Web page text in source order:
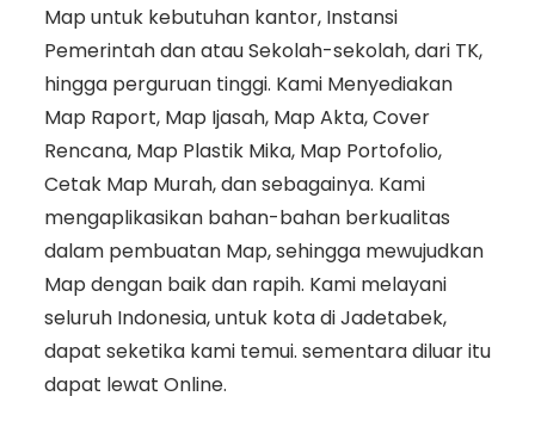
Map untuk kebutuhan kantor, Instansi
Pemerintah dan atau Sekolah-sekolah, dari TK,
hingga perguruan tinggi. Kami Menyediakan
Map Raport, Map Ijasah, Map Akta, Cover
Rencana, Map Plastik Mika, Map Portofolio,
Cetak Map Murah, dan sebagainya. Kami
mengaplikasikan bahan-bahan berkualitas
dalam pembuatan Map, sehingga mewujudkan
Map dengan baik dan rapih. Kami melayani
seluruh Indonesia, untuk kota di Jadetabek,
dapat seketika kami temui. sementara diluar itu
dapat lewat Online.